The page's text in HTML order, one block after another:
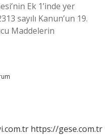
Ek 1’inde yer
sayılı Kanun’un 19.
Maddelerin
https://gese.com.tr